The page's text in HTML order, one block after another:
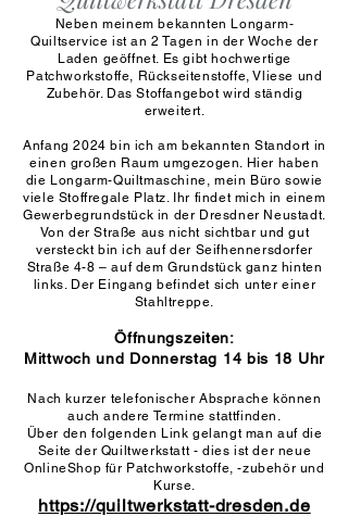
Neben meinem bekannten Longarm-
Quiltservice ist an 2 Tagen in der Woche der
Laden geöffnet. Es gibt hochwertige
Patchworkstoffe, Rückseitenstoffe, Vliese und
Zubehör. Das Stoffangebot wird ständig
erweitert.
Anfang 2024 bin ich am bekannten Standort in
einen großen Raum umgezogen. Hier haben
die Longarm-Quiltmaschine, mein Büro sowie
viele Stoffregale Platz. Ihr findet mich in einem
Gewerbegrundstück in der Dresdner Neustadt.
Von der Straße aus nicht sichtbar und gut
versteckt bin ich auf der Seifhennersdorfer
Straße 4-8 – auf dem Grundstück ganz hinten
links. Der Eingang befindet sich unter einer
Stahltreppe.
Öffnungszeiten:
Mittwoch und Donnerstag 14 bis 18 Uhr
Nach kurzer telefonischer Absprache können
auch andere Termine stattfinden.
Über den folgenden Link gelangt man auf die
Seite der Quiltwerkstatt - dies ist der neue
OnlineShop für Patchworkstoffe, -zubehör und
Kurse.
https://quiltwerkstatt-dresden.de